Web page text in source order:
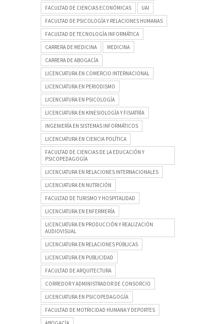
FACULTAD DE CIENCIAS ECONÓMICAS
UAI
FACULTAD DE PSICOLOGÍA Y RELACIONES HUMANAS
FACULTAD DE TECNOLOGÍA INFORMÁTICA
CARRERA DE MEDICINA
MEDICINA
CARRERA DE ABOGACÍA
LICENCIATURA EN COMERCIO INTERNACIONAL
LICENCIATURA EN PERIODISMO
LICENCIATURA EN PSICOLOGÍA
LICENCIATURA EN KINESIOLOGÍA Y FISIATRÍA
INGENIERÍA EN SISTEMAS INFORMÁTICOS
LICENCIATURA EN CIENCIA POLÍTICA
FACULTAD DE CIENCIAS DE LA EDUCACIÓN Y
PSICOPEDAGOGÍA
LICENCIATURA EN RELACIONES INTERNACIONALES
LICENCIATURA EN NUTRICIÓN
FACULTAD DE TURISMO Y HOSPITALIDAD
LICENCIATURA EN ENFERMERÍA
LICENCIATURA EN PRODUCCIÓN Y REALIZACIÓN
AUDIOVISUAL
LICENCIATURA EN RELACIONES PÚBLICAS
LICENCIATURA EN PUBLICIDAD
FACULTAD DE ARQUITECTURA
CORREDOR Y ADMINISTRADOR DE CONSORCIO
LICENCIATURA EN PSICOPEDAGOGÍA
FACULTAD DE MOTRICIDAD HUMANA Y DEPORTES